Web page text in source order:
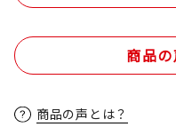
商品
商品の声とは？